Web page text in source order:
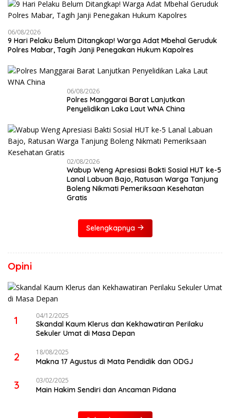
06/08/2026
9 Hari Pelaku Belum Ditangkap! Warga Adat Mbehal Geruduk
Polres Mabar, Tagih Janji Penegakan Hukum Kapolres
06/08/2026
Polres Manggarai Barat Lanjutkan
Penyelidikan Laka Laut WNA China
02/08/2026
Wabup Weng Apresiasi Bakti Sosial HUT ke-5
Lanal Labuan Bajo, Ratusan Warga Tanjung
Boleng Nikmati Pemeriksaan Kesehatan
Gratis
Selengkapnya
Opini
1 04/12/2025
Skandal Kaum Klerus dan Kekhawatiran Perilaku
Sekuler Umat di Masa Depan
2 18/08/2025
Makna 17 Agustus di Mata Pendidik dan ODGJ
3 03/02/2025
Main Hakim Sendiri dan Ancaman Pidana